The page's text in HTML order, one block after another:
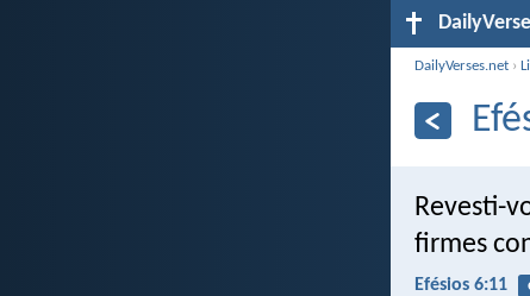
DailyVerses.net ›
Revesti-
firmes
Efésios 6:11